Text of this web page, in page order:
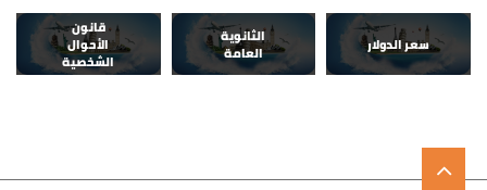
سعر الدولار
الثانوية
العامة
قانون
الأحوال
الشخصية